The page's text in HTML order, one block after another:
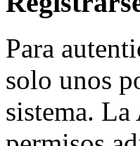
Para
solo unos
sistema.